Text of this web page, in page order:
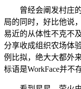
曾经会阐发村庄的
局的同时，好比他说
易近的从体性不克不
分享收成组织农场体
例比拟，绝大大都外
标语是WorkFace并不